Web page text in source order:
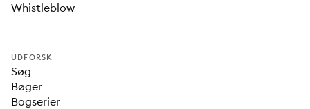
Whistleblow
UDFORSK
Søg
Bøger
Bogserier